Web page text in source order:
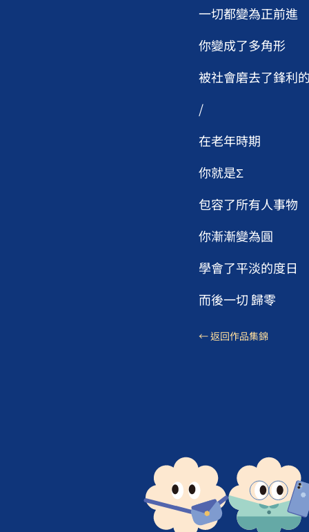
一切都變為正前進
你變成了多角形
被社會磨去了鋒利
/
在老年時期
你就是Σ
包容了所有人事物
你漸漸變為圓
學會了平淡的度日
而後一切 歸零
← 返回作品集錦